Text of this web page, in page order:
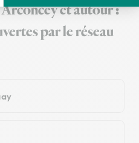
et autour :
par le réseau